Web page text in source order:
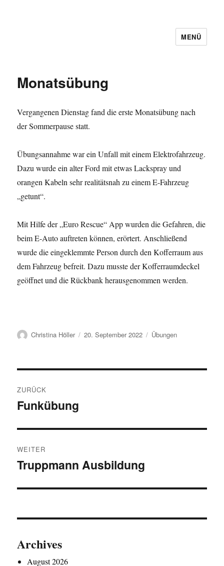
MENÜ
Monatsübung
Vergangenen Dienstag fand die erste Monatsübung nach
der Sommerpause statt.
Übungsannahme war ein Unfall mit einem Elektrofahrzeug.
Dazu wurde ein alter Ford mit etwas Lackspray und
orangen Kabeln sehr realitätsnah zu einem E-Fahrzeug
„getunt“.
Mit Hilfe der „Euro Rescue“ App wurden die Gefahren, die
beim E-Auto auftreten können, erörtert. Anschließend
wurde die eingeklemmte Person durch den Kofferraum aus
dem Fahrzeug befreit. Dazu musste der Kofferraumdeckel
geöffnet und die Rückbank herausgenommen werden.
Autor
Christina Höller
Veröffentlicht
20. September 2022 Kategorien
Übungen
ZURÜCK
Vorheriger
Funkübung
WEITER
Nächster
Truppmann Ausbildung
Archives
August 2026